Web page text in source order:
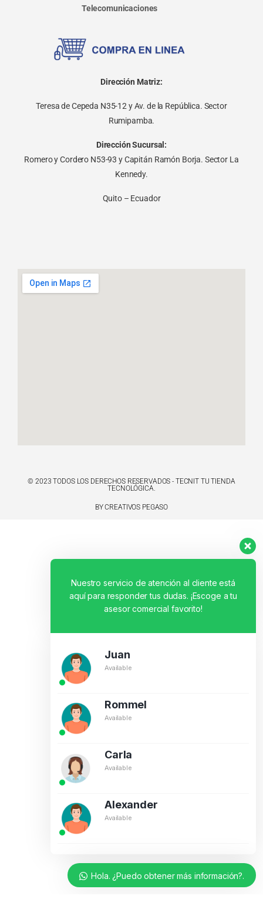
Telecomunicaciones
Dirección Matriz:
Teresa de Cepeda N35-12 y Av. de la República. Sector
Rumipamba.
Dirección Sucursal:
Romero y Cordero N53-93 y Capitán Ramón Borja. Sector La
Kennedy.
Quito – Ecuador
© 2023 TODOS LOS DERECHOS RESERVADOS - TECNIT TU TIENDA
TECNOLÓGICA.
BY CREATIVOS PEGASO
Nuestro servicio de atención al cliente está
aquí para responder tus dudas. ¡Escoge a tu
asesor comercial favorito!
Juan
Available
Rommel
Available
Carla
Available
Alexander
Available
Hola. ¿Puedo obtener más información?.